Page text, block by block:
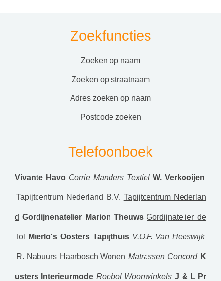
Zoekfuncties
zoeken op naam
zoeken op straatnaam
adres zoeken op naam
postcode zoeken
Telefoonboek
Vivante Havo Corrie Manders Textiel W. Verkooijen
Tapijtcentrum Nederland B.V. Tapijtcentrum Nederlan
d Gordijnenatelier Marion Theuws Gordijnatelier de
Tol Mierlo's Oosters Tapijthuis V.O.F. Van Heeswijk
R. Nabuurs Haarbosch Wonen Matrassen Concord K
usters Interieurmode Roobol Woonwinkels J & L Pr